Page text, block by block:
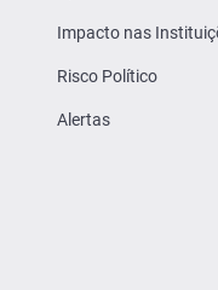
Impacto nas
Risco Político
Alertas